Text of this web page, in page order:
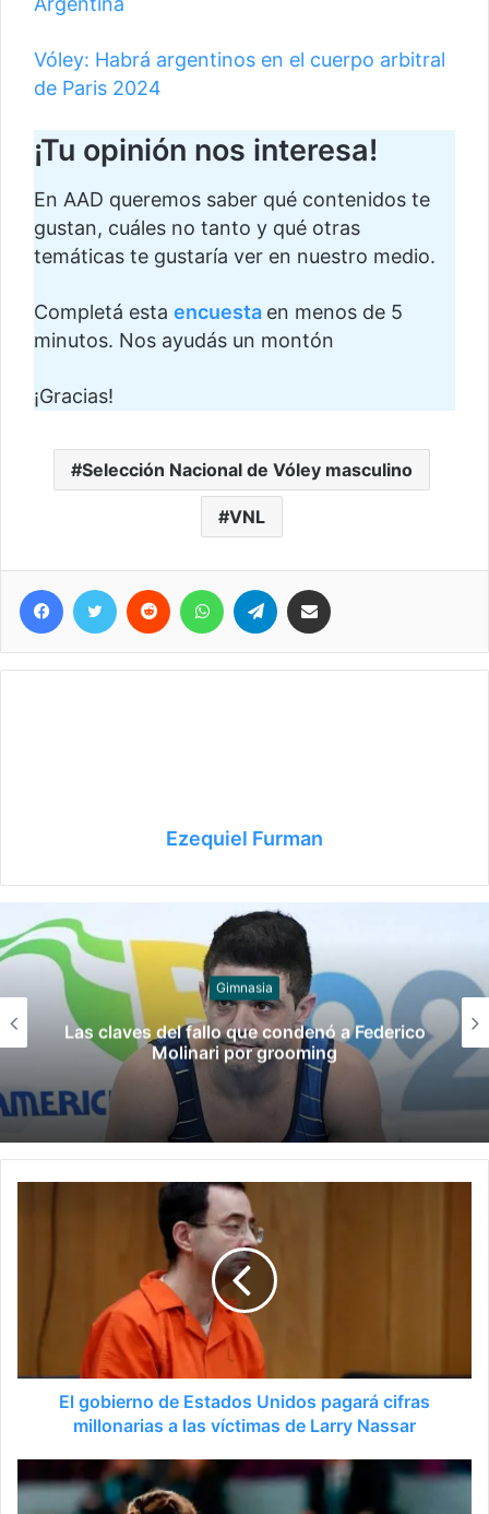
Vóley: Habrá argentinos en el cuerpo arbitral
de Paris 2024
¡Tu opinión nos interesa!
En AAD queremos saber qué contenidos te
gustan, cuáles no tanto y qué otras
temáticas te gustaría ver en nuestro medio.
Completá esta encuesta en menos de 5
minutos. Nos ayudás un montón
¡Gracias!
Selección Nacional de Vóley masculino
VNL
Facebook
Twitter Reddit WhatsAppTelegram
Ezequiel Furman
Juegos
Late el Sur: la canción de los Juegos
Suramericanos compuesta por mujeres
El gobierno de Estados Unidos pagará cifras
millonarias a las víctimas de Larry Nassar